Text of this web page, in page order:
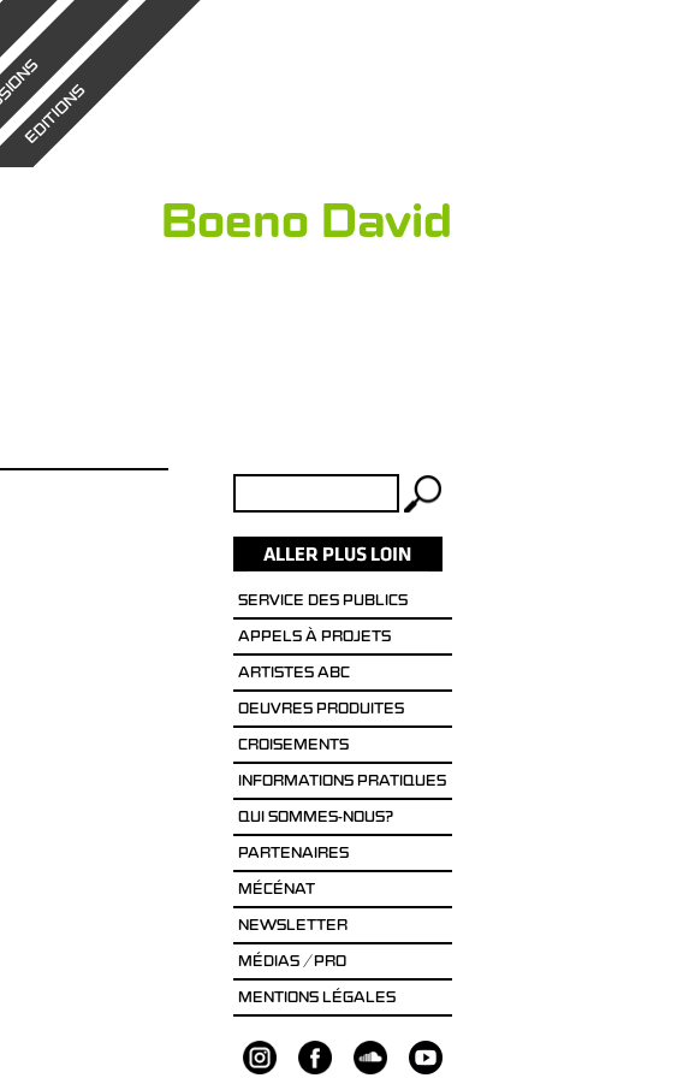
EDITIONS
Boeno David
SERVICE DES PUBLICS
APPELS À PROJETS
ARTISTES ABC
OEUVRES PRODUITES
CROISEMENTS
INFORMATIONS PRATIQUES
QUI SOMMES-NOUS?
PARTENAIRES
MÉCÉNAT
NEWSLETTER
MÉDIAS / PRO
MENTIONS LÉGALES